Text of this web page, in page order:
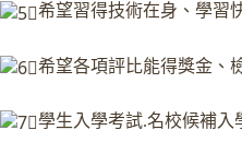
希望習得技術在身、學習
希望各項評比能得獎金、
學生入學考試.名校候補入